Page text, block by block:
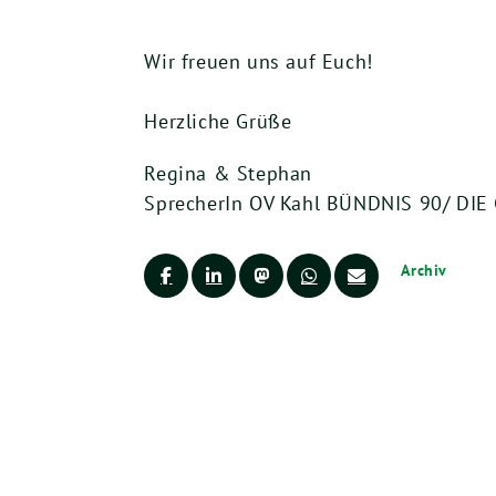
Wir freuen uns auf Euch!
Herzliche Grüße
Regina & Stephan
SprecherIn OV Kahl BÜNDNIS 90/ DIE
Archiv